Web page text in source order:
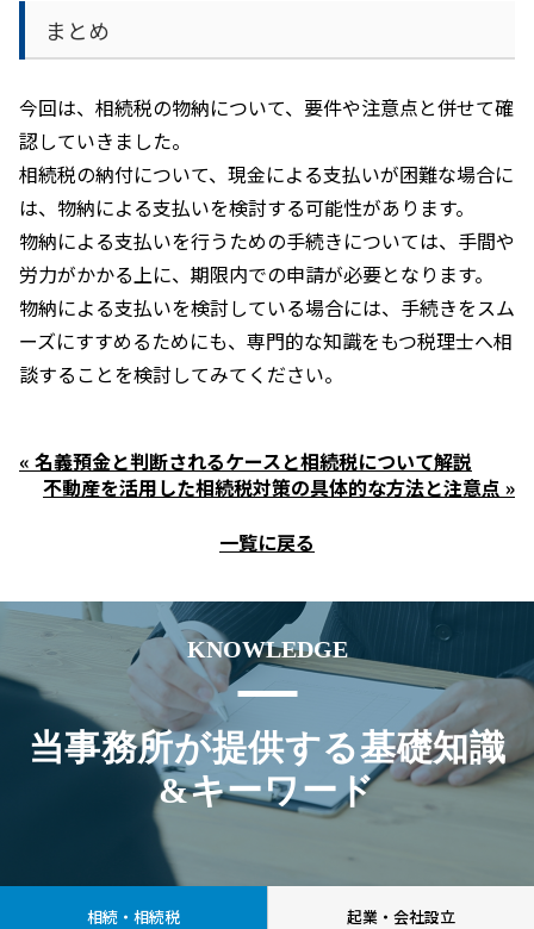
まとめ
今回は、相続税の物納について、要件や注意点と併せて確
認していきました。
相続税の納付について、現金による支払いが困難な場合に
は、物納による支払いを検討する可能性があります。
物納による支払いを行うための手続きについては、手間や
労力がかかる上に、期限内での申請が必要となります。
物納による支払いを検討している場合には、手続きをスム
ーズにすすめるためにも、専門的な知識をもつ税理士へ相
談することを検討してみてください。
« 名義預金と判断されるケースと相続税について解説
不動産を活用した相続税対策の具体的な方法と注意点 »
一覧に戻る
KNOWLEDGE
当事務所が提供する基礎知識
&キーワード
相続・相続税 起業・会社設立